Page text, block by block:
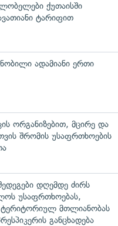
ქუთაისში
ტარიფით
ადამიანი ერთი
ორგანიზებით, მცირე და
შრომის უსაფრთხოების
დღემდე ძირს
უსაფრთხოებას,
ტერიტორიულ მთლიანობას
განცხადება